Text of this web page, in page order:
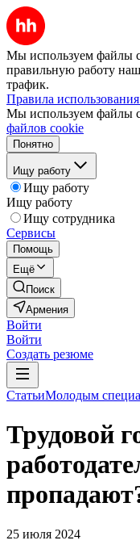
Мы используем файлы
правильную работу
трафик.
Правила
Мы используем файлы
файлов cookie
Понятно
Ищу работу
Ищу работу
Ищу работу
Ищу сотрудника
Сервисы
Помощь
Ещё
Поиск
Армения
Войти
Войти
Создать резюме
СтатьиМолодым
Трудовой
25 июля 2024